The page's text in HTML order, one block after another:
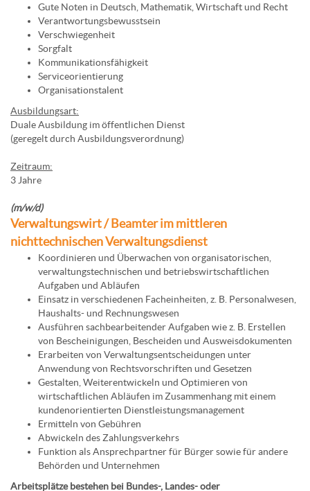
Gute Noten in Deutsch, Mathematik, Wirtschaft und Recht
Verantwortungsbewusstsein
Verschwiegenheit
Sorgfalt
Kommunikationsfähigkeit
Serviceorientierung
Organisationstalent
Ausbildungsart:
Duale Ausbildung im öffentlichen Dienst
(geregelt durch Ausbildungsverordnung)
Zeitraum:
3 Jahre
(m/w/d)
Verwaltungswirt / Beamter im mittleren
nichttechnischen Verwaltungsdienst
Koordinieren und Überwachen von organisatorischen,
verwaltungstechnischen und betriebswirtschaftlichen
Aufgaben und Abläufen
Einsatz in verschiedenen Facheinheiten, z. B. Personalwesen,
Haushalts- und Rechnungswesen
Ausführen sachbearbeitender Aufgaben wie z. B. Erstellen
von Bescheinigungen, Bescheiden und Ausweisdokumenten
Erarbeiten von Verwaltungsentscheidungen unter
Anwendung von Rechtsvorschriften und Gesetzen
Gestalten, Weiterentwickeln und Optimieren von
wirtschaftlichen Abläufen im Zusammenhang mit einem
kundenorientierten Dienstleistungsmanagement
Ermitteln von Gebühren
Abwickeln des Zahlungsverkehrs
Funktion als Ansprechpartner für Bürger sowie für andere
Behörden und Unternehmen
Arbeitsplätze bestehen bei Bundes-, Landes- oder